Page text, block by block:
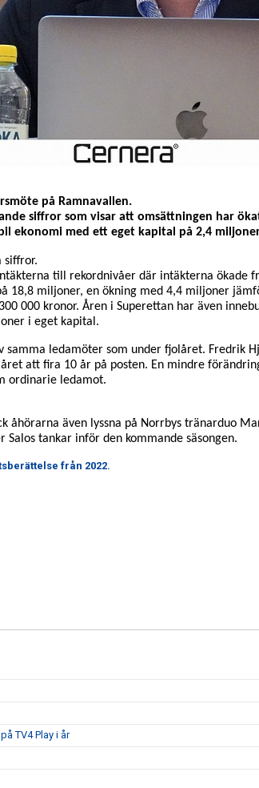
på Ramnavallen.
siffror som visar att omsättningen har
ekonomi med ett eget kapital på 2,4
siffror.
till rekordnivåer där intäkterna ökade
18,8 miljoner, en ökning med 4,4 miljoner
000 kronor. Åren i Superettan har även
i eget kapital.
samma ledamöter som under fjolåret. Fredrik
att fira 10 år på posten. En mindre
ordinarie ledamot.
åhörarna även lyssna på Norrbys tränarduo
Salos tankar inför den kommande säsongen.
från 2022.
TV4 Play i år